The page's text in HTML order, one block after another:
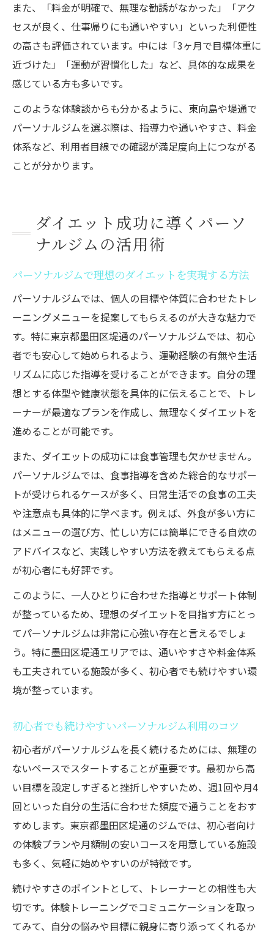
また、「料金が明確で、無理な勧誘がなかった」「アク
セスが良く、仕事帰りにも通いやすい」といった利便性
の高さも評価されています。中には「3ヶ月で目標体重に
近づけた」「運動が習慣化した」など、具体的な成果を
感じている方も多いです。
このような体験談からも分かるように、東向島や堤通で
パーソナルジムを選ぶ際は、指導力や通いやすさ、料金
体系など、利用者目線での確認が満足度向上につながる
ことが分かります。
ダイエット成功に導くパーソ
ナルジムの活用術
パーソナルジムで理想のダイエットを実現する方法
パーソナルジムでは、個人の目標や体質に合わせたトレ
ーニングメニューを提案してもらえるのが大きな魅力で
す。特に東京都墨田区堤通のパーソナルジムでは、初心
者でも安心して始められるよう、運動経験の有無や生活
リズムに応じた指導を受けることができます。自分の理
想とする体型や健康状態を具体的に伝えることで、トレ
ーナーが最適なプランを作成し、無理なくダイエットを
進めることが可能です。
また、ダイエットの成功には食事管理も欠かせません。
パーソナルジムでは、食事指導を含めた総合的なサポー
トが受けられるケースが多く、日常生活での食事の工夫
や注意点も具体的に学べます。例えば、外食が多い方に
はメニューの選び方、忙しい方には簡単にできる自炊の
アドバイスなど、実践しやすい方法を教えてもらえる点
が初心者にも好評です。
このように、一人ひとりに合わせた指導とサポート体制
が整っているため、理想のダイエットを目指す方にとっ
てパーソナルジムは非常に心強い存在と言えるでしょ
う。特に墨田区堤通エリアでは、通いやすさや料金体系
も工夫されている施設が多く、初心者でも続けやすい環
境が整っています。
初心者でも続けやすいパーソナルジム利用のコツ
初心者がパーソナルジムを長く続けるためには、無理の
ないペースでスタートすることが重要です。最初から高
い目標を設定しすぎると挫折しやすいため、週1回や月4
回といった自分の生活に合わせた頻度で通うことをおす
すめします。東京都墨田区堤通のジムでは、初心者向け
の体験プランや月額制の安いコースを用意している施設
も多く、気軽に始めやすいのが特徴です。
続けやすさのポイントとして、トレーナーとの相性も大
切です。体験トレーニングでコミュニケーションを取っ
てみて、自分の悩みや目標に親身に寄り添ってくれるか